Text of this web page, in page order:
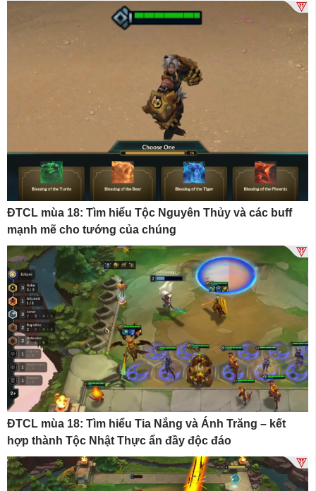
ĐTCL mùa 18: Tìm hiểu Tộc Nguyên Thủy và các buff
mạnh mẽ cho tướng của chúng
ĐTCL mùa 18: Tìm hiểu Tia Nắng và Ánh Trăng – kết
hợp thành Tộc Nhật Thực ẩn đầy độc đáo